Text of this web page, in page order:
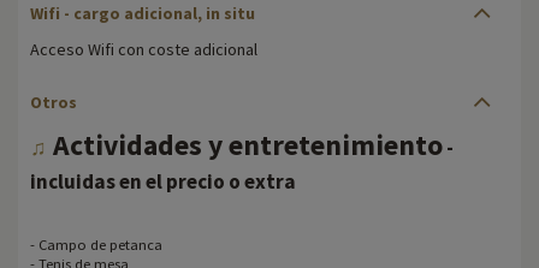
Wifi - cargo adicional, in situ
Acceso Wifi con coste adicional
Otros
♫ Actividades y entretenimiento-
incluidas en el precio o extra
- Campo de petanca
- Tenis de mesa